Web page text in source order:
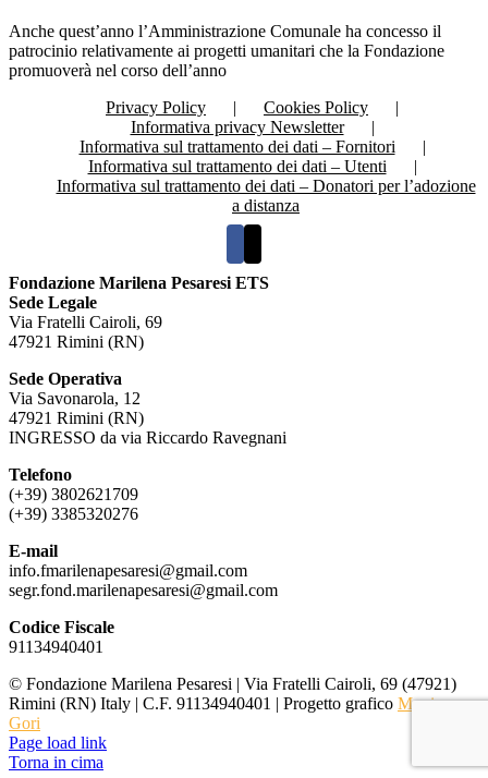
Anche quest’anno l’Amministrazione Comunale ha concesso il
patrocinio relativamente ai progetti umanitari che la Fondazione
promuoverà nel corso dell’anno
Privacy Policy
Cookies Policy
Informativa privacy Newsletter
Informativa sul trattamento dei dati – Fornitori
Informativa sul trattamento dei dati – Utenti
Informativa sul trattamento dei dati – Donatori per l’adozione
a distanza
Fondazione Marilena Pesaresi ETS
Sede Legale
Via Fratelli Cairoli, 69
47921 Rimini (RN)
Sede Operativa
Via Savonarola, 12
47921 Rimini (RN)
INGRESSO da via Riccardo Ravegnani
Telefono
(+39) 3802621709
(+39) 3385320276
E-mail
info.fmarilenapesaresi@gmail.com
segr.fond.marilenapesaresi@gmail.com
Codice Fiscale
91134940401
© Fondazione Marilena Pesaresi | Via Fratelli Cairoli, 69 (47921)
Rimini (RN) Italy | C.F. 91134940401 | Progetto grafico Monica
Gori
Page load link
Torna in cima